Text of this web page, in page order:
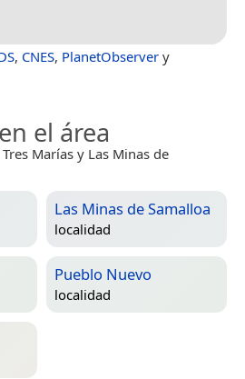
, CNES, PlanetObserver y
el área
Marías y Las Minas de
Las Minas de Samalloa
localidad
Pueblo Nuevo
localidad